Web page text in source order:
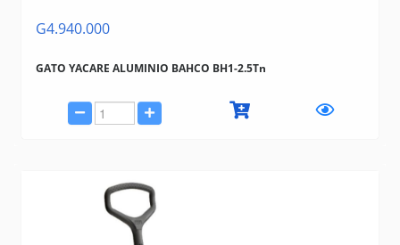
G4.940.000
GATO YACARE ALUMINIO BAHCO BH1-2.5Tn